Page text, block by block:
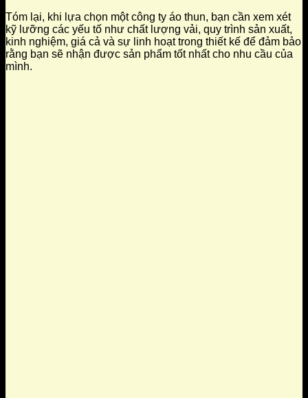
Tóm lại, khi lựa chọn một công ty áo thun, bạn cần xem xét
kỹ lưỡng các yếu tố như chất lượng vải, quy trình sản xuất,
kinh nghiệm, giá cả và sự linh hoạt trong thiết kế để đảm bảo
rằng bạn sẽ nhận được sản phẩm tốt nhất cho nhu cầu của
mình.